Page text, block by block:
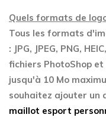
Quels formats de
Tous les formats
: JPG, JPEG, PNG,
fichiers PhotoShop et
jusqu'à 10 Mo
souhaitez ajouter un
maillot esport